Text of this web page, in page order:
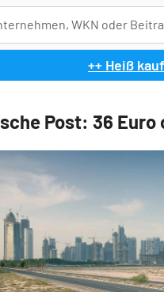
++ Heiß
Post: 36 Euro